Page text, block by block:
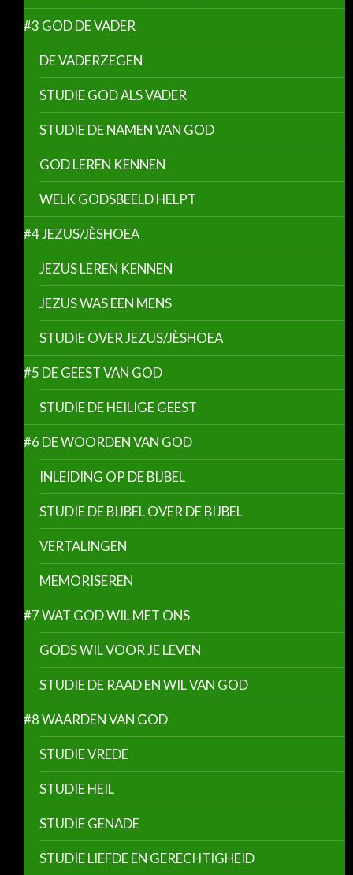
#3 GOD DE VADER
DE VADERZEGEN
STUDIE GOD ALS VADER
STUDIE DE NAMEN VAN GOD
GOD LEREN KENNEN
WELK GODSBEELD HELPT
#4 JEZUS/JÈSHOEA
JEZUS LEREN KENNEN
JEZUS WAS EEN MENS
STUDIE OVER JEZUS/JÈSHOEA
#5 DE GEEST VAN GOD
STUDIE DE HEILIGE GEEST
#6 DE WOORDEN VAN GOD
INLEIDING OP DE BIJBEL
STUDIE DE BIJBEL OVER DE BIJBEL
VERTALINGEN
MEMORISEREN
#7 WAT GOD WIL MET ONS
GODS WIL VOOR JE LEVEN
STUDIE DE RAAD EN WIL VAN GOD
#8 WAARDEN VAN GOD
STUDIE VREDE
STUDIE HEIL
STUDIE GENADE
STUDIE LIEFDE EN GERECHTIGHEID